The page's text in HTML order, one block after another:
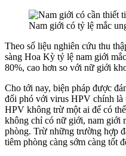
Nam giới có tỷ lệ mắc
Theo số liệu nghiên cứu thu
sàng Hoa Kỳ tỷ lệ nam giới
80%, cao hơn so với nữ giới
Cho tới nay, biện pháp được
đối phó với virus HPV chính
HPV không trừ một ai để có
không chỉ có nữ giới, nam giới
phòng. Trừ những trường hợp
tiêm phòng càng sớm càng tốt